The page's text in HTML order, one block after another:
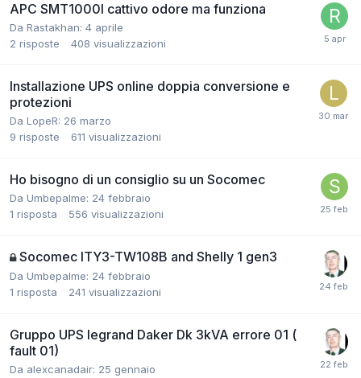
APC SMT1000I cattivo odore ma funziona
Da Rastakhan: 4 aprile
2 risposte 408 visualizzazioni
Installazione UPS online doppia conversione e
protezioni
Da LopeR: 26 marzo
9 risposte 611 visualizzazioni
Ho bisogno di un consiglio su un Socomec
Da Umbepalme: 24 febbraio
1 risposta 556 visualizzazioni
Socomec ITY3-TW108B and Shelly 1 gen3
Da Umbepalme: 24 febbraio
1 risposta 241 visualizzazioni
Gruppo UPS legrand Daker Dk 3kVA errore 01 (
fault 01)
Da alexcanadair: 25 gennaio